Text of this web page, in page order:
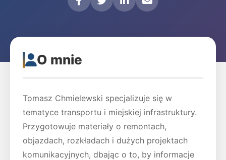
O mnie
Tomasz Chmielewski specjalizuje się w
tematyce transportu i miejskiej infrastruktury.
Przygotowuje materiały o remontach,
objazdach, rozkładach i dużych projektach
komunikacyjnych, dbając o to, by informacje